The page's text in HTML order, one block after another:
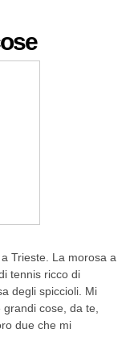
Trieste. La morosa a
tennis ricco di
degli spiccioli. Mi
cose, da te,
due che mi